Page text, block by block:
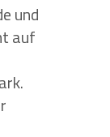
und
auf